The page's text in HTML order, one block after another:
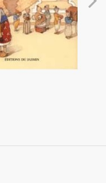
10,00 €